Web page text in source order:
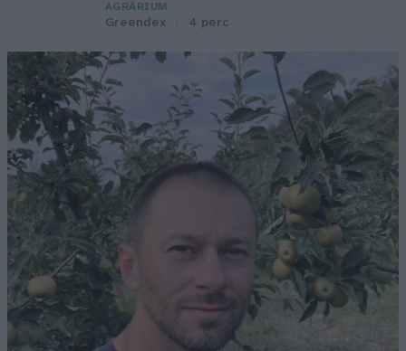
AGRÁRIUM
Greendex 4 perc